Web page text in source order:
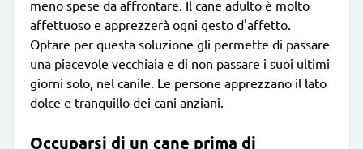
meno spese da affrontare. Il cane adulto è molto
affettuoso e apprezzerà ogni gesto d'affetto.
Optare per questa soluzione gli permette di passare
una piacevole vecchiaia e di non passare i suoi ultimi
giorni solo, nel canile. Le persone apprezzano il lato
dolce e tranquillo dei cani anziani.
Occuparsi di un cane prima di